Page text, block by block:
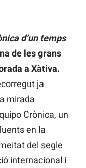
d’un temps
de les grans
a Xàtiva.
ja
mirada
Crònica, un
en la
del segle
internacional i